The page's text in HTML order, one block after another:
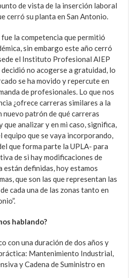
de vista de la inserción laboral
cerró su planta en San Antonio.
la competencia que permitió
sin embargo este año cerró
el Instituto Profesional AIEP
no acogerse a gratuidad, lo
se ha movido y repercute en
de profesionales. Lo que nos
¿ofrece carreras similares a la
nuevo patrón de qué carreras
que analizar y en mi caso, significa,
que se vaya incorporando,
que forma parte la UPLA- para
de si hay modificaciones de
están definidas, hoy estamos
que son las que representan las
cada una de las zonas tanto en
hablando?
con una duración de dos años y
Mantenimiento Industrial,
y Cadena de Suministro en